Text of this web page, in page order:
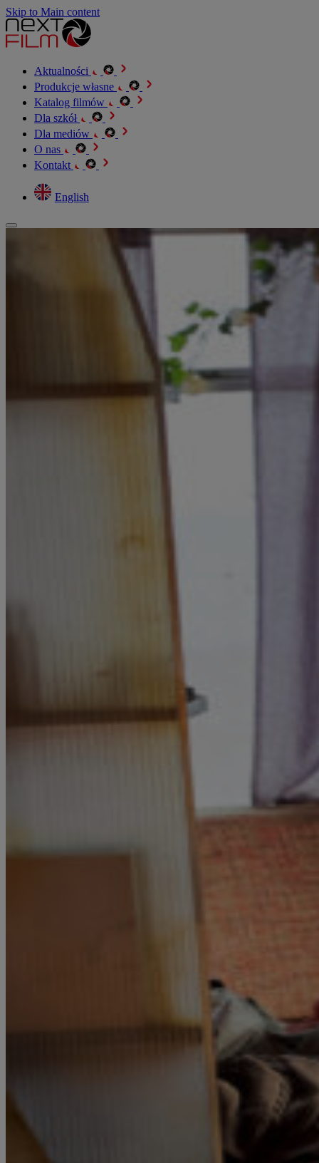
Skip to Main content
Aktualności
Produkcje własne
Katalog filmów
Dla szkół
Dla mediów
O nas
Kontakt
English